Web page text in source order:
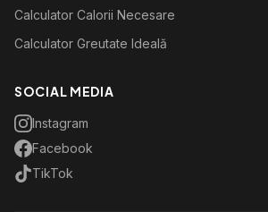
Calculator Calorii Necesare
Calculator Greutate Ideală
SOCIAL MEDIA
Instagram
Facebook
TikTok